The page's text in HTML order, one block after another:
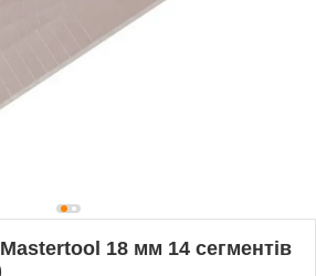
18 мм 14 сегментів